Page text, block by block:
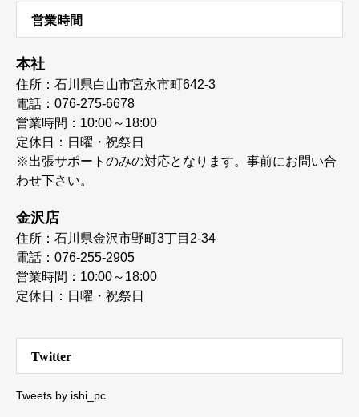
営業時間
本社
住所：石川県白山市宮永市町642-3
電話：076-275-6678
営業時間：10:00～18:00
定休日：日曜・祝祭日
※出張サポートのみの対応となります。事前にお問い合
わせ下さい。
金沢店
住所：石川県金沢市野町3丁目2-34
電話：076-255-2905
営業時間：10:00～18:00
定休日：日曜・祝祭日
Twitter
Tweets by ishi_pc